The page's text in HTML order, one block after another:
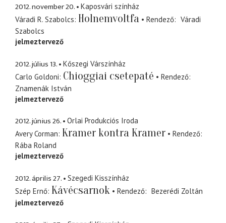
2012. november 20.
Kaposvári színház
Váradi R. Szabolcs Holnemvoltfa Rendező
Váradi
Szabolcs
jelmeztervező
2012. július 13.
Kőszegi Várszínház
Carlo Goldoni Chioggiai csetepaté
Rendező
Znamenák István
jelmeztervező
2012. június 26.
Orlai Produkciós Iroda
Avery Corman Kramer kontra Kramer
Rendező
Rába Roland
jelmeztervező
2012. április 27.
Szegedi Kisszínház
Szép Ernő Kávécsarnok Rendező
Bezerédi Zoltán
jelmeztervező